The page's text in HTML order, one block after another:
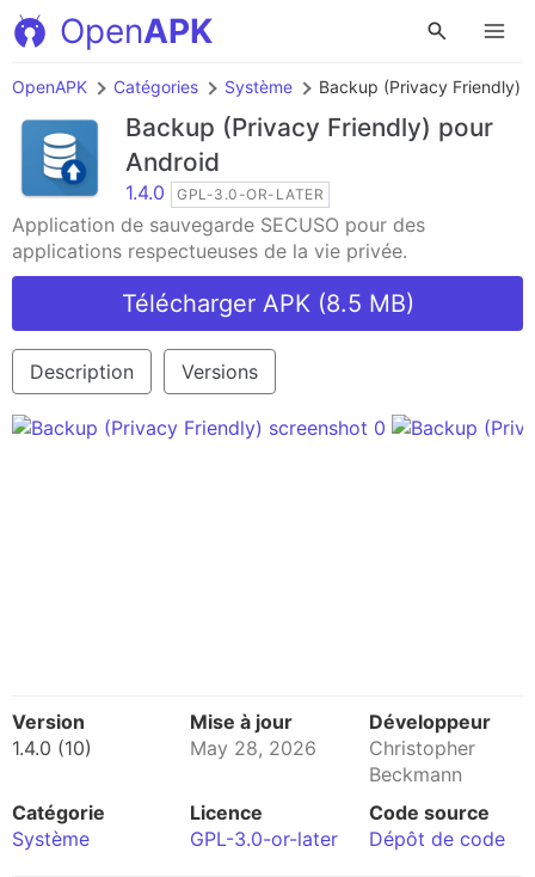
OpenAPK
OpenAPK Catégories Système Backup (Privacy Friendly)
Backup (Privacy Friendly) pour
Android
1.4.0 GPL-3.0-OR-LATER
Application de sauvegarde SECUSO pour des
applications respectueuses de la vie privée.
Télécharger APK (8.5 MB)
Description Versions
Version
1.4.0 (10)
Mise à jour
May 28, 2026
Développeur
Christopher
Beckmann
Catégorie
Système
Licence
GPL-3.0-or-later
Code source
Dépôt de code